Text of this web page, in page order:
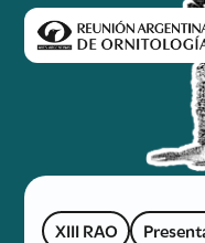
XIII RAO